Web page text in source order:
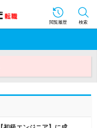
閲覧履歴 検索